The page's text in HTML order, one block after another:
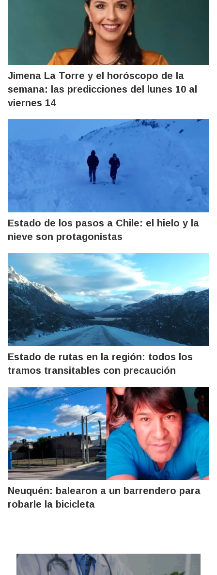
Jimena La Torre y el horóscopo de la
semana: las predicciones del lunes 10 al
viernes 14
Estado de los pasos a Chile: el hielo y la
nieve son protagonistas
Estado de rutas en la región: todos los
tramos transitables con precaución
Neuquén: balearon a un barrendero para
robarle la bicicleta